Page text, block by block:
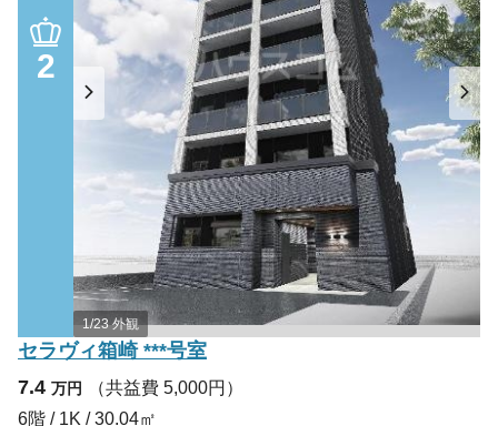
2
1/23 外観
セラヴィ箱崎 ***号室
7.4 万円
（共益費 5,000円）
6階 / 1K / 30.04㎡